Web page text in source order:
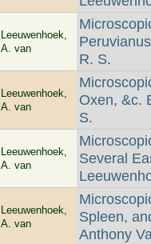
Leeuwenhoek,
A. van
R. S.
Leeuwenhoek,
A. van
Oxen, &c.
S.
Leeuwenhoek,
A. van
Several
Leeuwenhoek,
A. van
Spleen,
Anthony